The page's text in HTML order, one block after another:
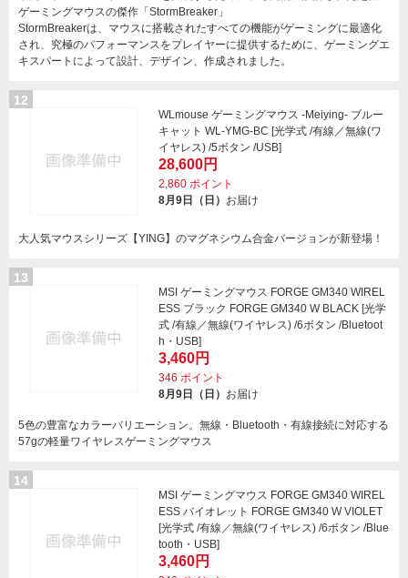
ゲーミングマウスの傑作「StormBreaker」
StormBreakerは、マウスに搭載されたすべての機能がゲーミングに最適化
され、究極のパフォーマンスをプレイヤーに提供するために、ゲーミングエ
キスパートによって設計、デザイン、作成されました。
12
WLmouse ゲーミングマウス -Meiying- ブルー
キャット WL-YMG-BC [光学式 /有線／無線(ワ
イヤレス) /5ボタン /USB]
28,600円
2,860 ポイント
8月9日（日） お届け
大人気マウスシリーズ【YING】のマグネシウム合金バージョンが新登場！
13
MSI ゲーミングマウス FORGE GM340 WIREL
ESS ブラック FORGE GM340 W BLACK [光学
式 /有線／無線(ワイヤレス) /6ボタン /Bluetoot
h・USB]
3,460円
346 ポイント
8月9日（日） お届け
5色の豊富なカラーバリエーション。無線・Bluetooth・有線接続に対応する
57gの軽量ワイヤレスゲーミングマウス
14
MSI ゲーミングマウス FORGE GM340 WIREL
ESS バイオレット FORGE GM340 W VIOLET
[光学式 /有線／無線(ワイヤレス) /6ボタン /Blue
tooth・USB]
3,460円